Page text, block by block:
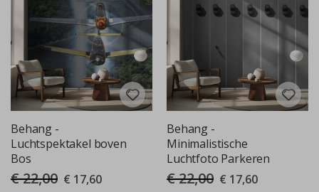
Behang -
Luchtspektakel boven
Bos
€ 22,00 Special
Price
€ 17,60
Behang -
Minimalistische
Luchtfoto Parkeren
€ 22,00 Special
Price
€ 17,60